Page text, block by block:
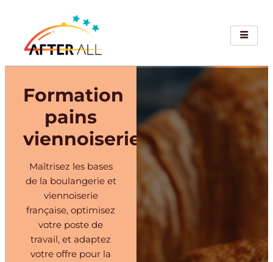
Formation
pains
viennoiseries
Maîtrisez les bases
de la boulangerie et
viennoiserie
française, optimisez
votre poste de
travail, et adaptez
votre offre pour la